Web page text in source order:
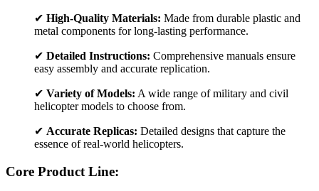
✔ High-Quality Materials: Made from durable plastic and
metal components for long-lasting performance.
✔ Detailed Instructions: Comprehensive manuals ensure
easy assembly and accurate replication.
✔ Variety of Models: A wide range of military and civil
helicopter models to choose from.
✔ Accurate Replicas: Detailed designs that capture the
essence of real-world helicopters.
Core Product Line: